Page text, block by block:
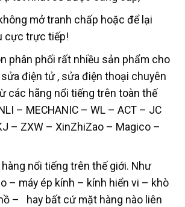
mở tranh chấp hoặc để lại
cực trực tiếp!
phân phối rất nhiều sản phẩm cho
điện tử , sửa điện thoại chuyên
các hãng nổi tiếng trên toàn thế
– MECHANIC – WL – ACT – JC
– ZXW – XinZhiZao – Magico –
nổi tiếng trên thế giới. Như
– máy ép kính – kính hiển vi – khò
– hay bất cứ mặt hàng nào liên